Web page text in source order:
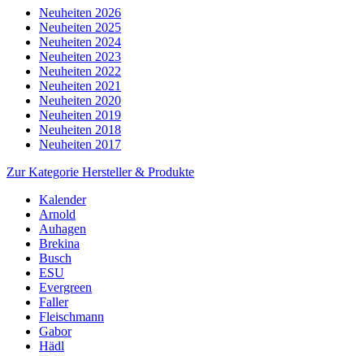
Neuheiten 2026
Neuheiten 2025
Neuheiten 2024
Neuheiten 2023
Neuheiten 2022
Neuheiten 2021
Neuheiten 2020
Neuheiten 2019
Neuheiten 2018
Neuheiten 2017
Zur Kategorie Hersteller & Produkte
Kalender
Arnold
Auhagen
Brekina
Busch
ESU
Evergreen
Faller
Fleischmann
Gabor
Hädl